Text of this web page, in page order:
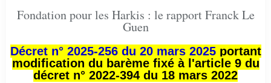
Fondation pour les Harkis : le rapport Franck Le
Guen
Décret n° 2025-256 du 20 mars 2025portant
modification du barème fixé à l'article 9 du
décret n° 2022-394 du 18 mars 2022